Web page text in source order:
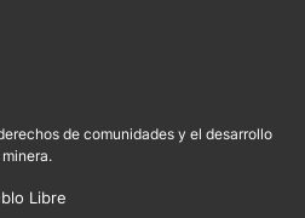
de comunidades y el desarrollo
Libre